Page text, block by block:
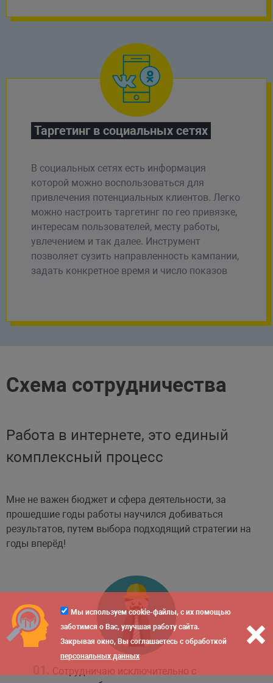
Таргетинг в социальных сетях
В социальных сетях есть информация
которой можно воспользоваться для
привлечения потенциальных клиентов. Легко
можно настроить таргетинг по гео привязке,
интересам пользователей, месту работы,
увлечением и так далее. Инструмент
позволяет сузить направленность кампании,
задать конкретное время и число показов
Схема сотрудничества
Работа в интернете, это единый
комплексный процесс
Мне не важен бюджет и сфера деятельности, за
прошедшие годы работы научился добиваться
результатов, путем выбора подходящий стратегии на
годы вперёд!
Сотрудничаю исключительно с
Мы используем cookie-файлы, с их помощью
заботимся о Вас, улучшая работу сайта.
Закрывая окно, Вы соглашаетесь с обработкой
персональных данных